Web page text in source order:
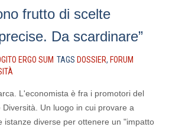
frutto di scelte
Da scardinare”
ERGO SUM TAGS DOSSIER, FORUM
L'economista è fra i promotori del
Un luogo in cui provare a
istanze diverse per ottenere un "impatto